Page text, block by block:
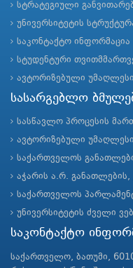
სტრატეგიული
უნივერსიტეტის
საკონტაქტო ინფორმაცია
სტუდენტური
ავტორიზებული
სასარგებლო
სასწავლო პროცესის
ავტორიზებული
საქართველოს
აჭარის ა.რ.
საქართველოს
უნივერსიტეტის ძველი
საკონტაქტო
საქართველო, ბათუმი,